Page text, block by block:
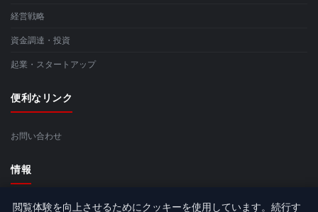
経営戦略
資金調達・投資
起業・スタートアップ
便利なリンク
お問い合わせ
情報
サイトマップ
閲覧体験を向上させるためにクッキーを使用しています。続行す